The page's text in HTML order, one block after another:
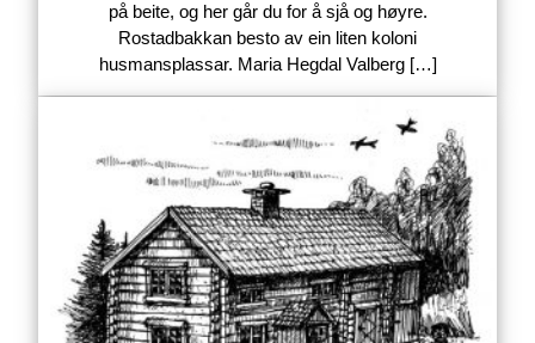
på beite, og her går du for å sjå og høyre.
Rostadbakkan besto av ein liten koloni
husmansplassar. Maria Hegdal Valberg […]